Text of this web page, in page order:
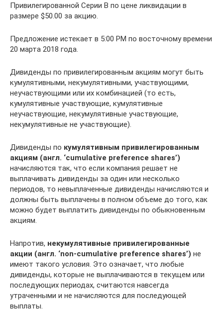
Привилегированной Серии B по цене ликвидации в
размере $50.00 за акцию.
Предложение истекает в 5:00 PM по восточному времени
20 марта 2018 года.
Дивиденды по привилегированным акциям могут быть
кумулятивными, некумулятивными, участвующими,
неучаствующими или их комбинацией (то есть,
кумулятивные участвующие, кумулятивные
неучаствующие, некумулятивные участвующие,
некумулятивные не участвующие).
Дивиденды по кумулятивным привилегированным
акциям (англ. ‘cumulative preference shares’)
начисляются так, что если компания решает не
выплачивать дивиденды за один или несколько
периодов, то невыплаченные дивиденды начисляются и
должны быть выплачены в полном объеме до того, как
можно будет выплатить дивиденды по обыкновенным
акциям.
Напротив, некумулятивные привилегированные
акции (англ. ‘non-cumulative preference shares’) не
имеют такого условия. Это означает, что любые
дивиденды, которые не выплачиваются в текущем или
последующих периодах, считаются навсегда
утраченными и не начисляются для последующей
выплаты.